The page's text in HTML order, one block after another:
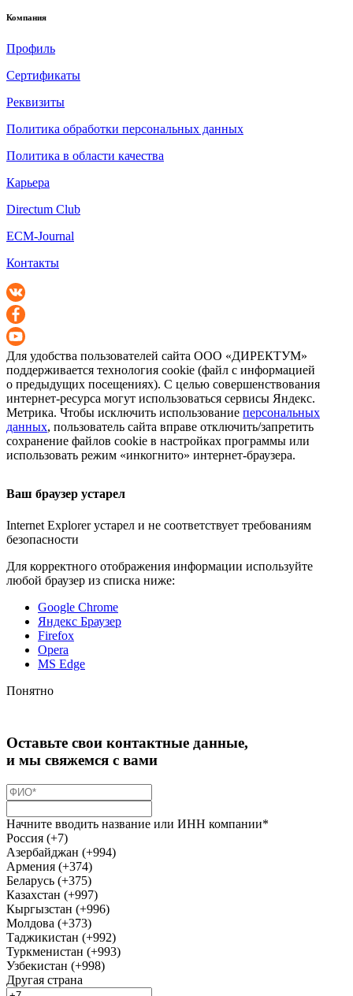
Компания
Профиль
Сертификаты
Реквизиты
Политика обработки персональных данных
Политика в области качества
Карьера
Directum Club
ECM-Journal
Контакты
Для удобства пользователей сайта ООО «ДИРЕКТУМ»
поддерживается технология cookie (файл с информацией
о предыдущих посещениях). С целью совершенствования
интернет-ресурса могут использоваться сервисы Яндекс.
Метрика. Чтобы исключить использование персональных
данных, пользователь сайта вправе отключить/запретить
сохранение файлов cookie в настройках программы или
использовать режим «инкогнито» интернет-браузера.
Ваш браузер устарел
Internet Explorer устарел и не соответствует требованиям
безопасности
Для корректного отображения информации используйте
любой браузер из списка ниже:
Google Chrome
Яндекс Браузер
Firefox
Opera
MS Edge
Понятно
Оставьте свои контактные данные,
и мы свяжемся с вами
Начните вводить название или ИНН компании*
Россия (+7)
Азербайджан (+994)
Армения (+374)
Беларусь (+375)
Казахстан (+997)
Кыргызстан (+996)
Молдова (+373)
Таджикистан (+992)
Туркменистан (+993)
Узбекистан (+998)
Другая страна